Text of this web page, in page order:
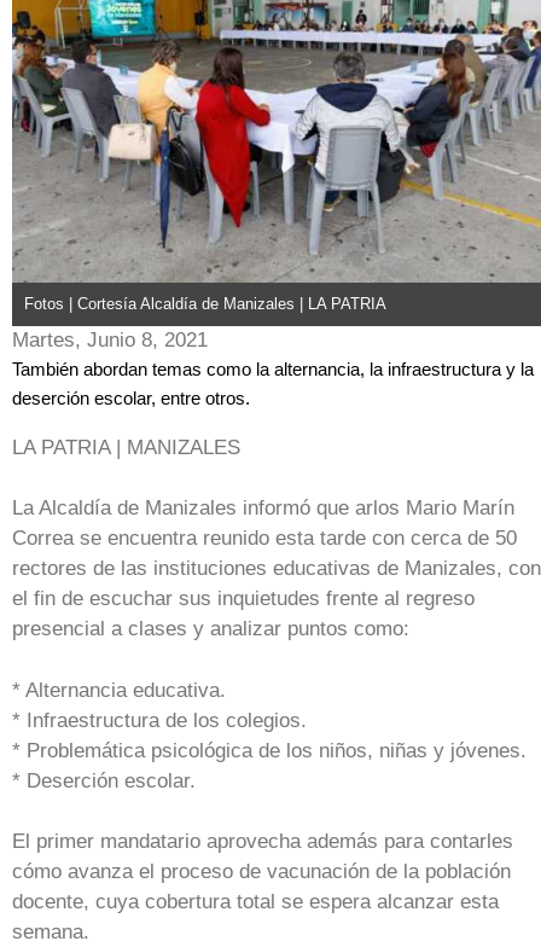
Fotos | Cortesía Alcaldía de Manizales | LA PATRIA
Martes, Junio 8, 2021
También abordan temas como la alternancia, la infraestructura y la
deserción escolar, entre otros.
LA PATRIA | MANIZALES
La Alcaldía de Manizales informó que arlos Mario Marín
Correa se encuentra reunido esta tarde con cerca de 50
rectores de las instituciones educativas de Manizales, con
el fin de escuchar sus inquietudes frente al regreso
presencial a clases y analizar puntos como:
* Alternancia educativa.
* Infraestructura de los colegios.
* Problemática psicológica de los niños, niñas y jóvenes.
* Deserción escolar.
El primer mandatario aprovecha además para contarles
cómo avanza el proceso de vacunación de la población
docente, cuya cobertura total se espera alcanzar esta
semana.